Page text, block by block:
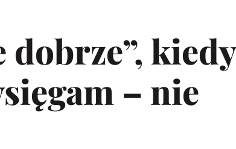
dobrze”, kiedy
– nie